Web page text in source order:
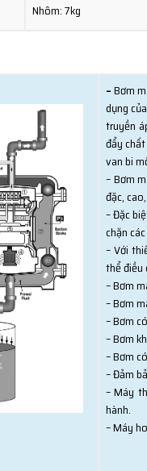
Nhôm: 7kg
–Bơm
dụng
truyền
đẩy
van bi
– Bơm
đặc,
– Đặc
chặn
– Với
thể điều
– Bơm
– Bơm
– Bơm
– Bơm
– Bơm
– Đảm
– Máy
hành.
– Máy